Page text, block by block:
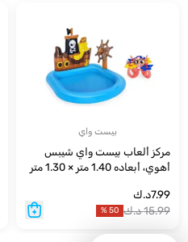
بيست واي
مركز ألعاب بيست واي شيبس
أهوي، أبعاده 1.40 متر × 1.30 متر
سباحة واحد، بوصلة واحدة، أربع
حلقات، أخطبوط واحد، رقعة
7.99د.ك
15.99د.ك 50
%